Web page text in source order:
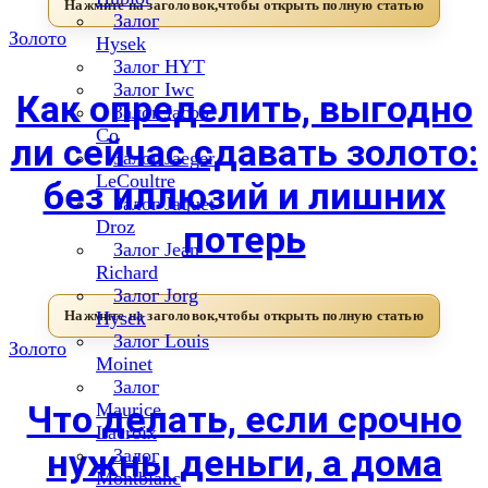
Залог
Hysek
Залог HYT
Залог Iwc
Залог Jacob
Co
Залог Jaeger
LeCoultre
Залог Jaquet
Droz
Залог Jean
Richard
Залог Jorg
Hysek
Залог Louis
Moinet
Залог
Maurice
Lacroix
Залог
Montblanc
Золото
Как определить, выгодно
ли сейчас сдавать золото:
без иллюзий и лишних
потерь
Золото
Что делать, если срочно
нужны деньги, а дома